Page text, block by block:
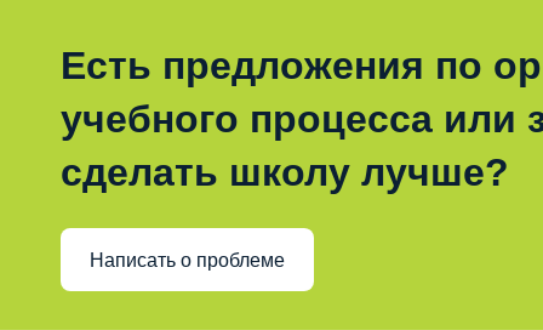
Есть предложения по
учебного процесса или
сделать школу лучше?
Написать о проблеме